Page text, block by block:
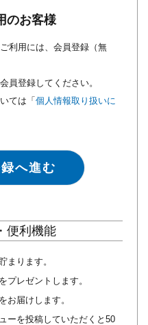
のお客様
利用には、会員登録（無
員登録してください。
ては「 個人情報取り扱いに
へ進む
便利機能
まります。
プレゼントします。
お届けします。
ーを投稿していただくと50